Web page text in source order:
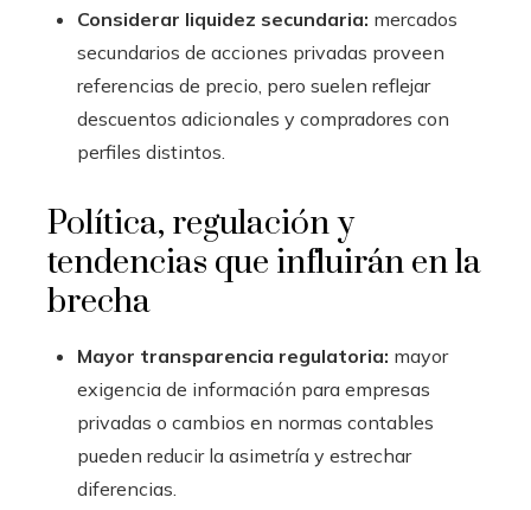
Considerar liquidez secundaria: mercados
secundarios de acciones privadas proveen
referencias de precio, pero suelen reflejar
descuentos adicionales y compradores con
perfiles distintos.
Política, regulación y
tendencias que influirán en la
brecha
Mayor transparencia regulatoria: mayor
exigencia de información para empresas
privadas o cambios en normas contables
pueden reducir la asimetría y estrechar
diferencias.